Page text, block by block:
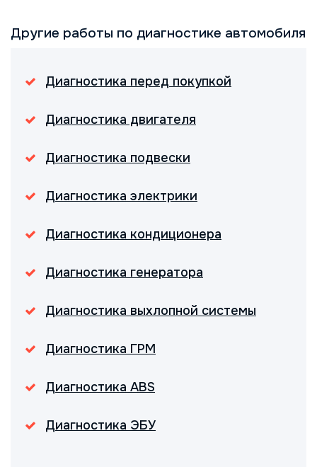
Другие работы по диагностике автомобиля
Диагностика перед покупкой
Диагностика двигателя
Диагностика подвески
Диагностика электрики
Диагностика кондиционера
Диагностика генератора
Диагностика выхлопной системы
Диагностика ГРМ
Диагностика ABS
Диагностика ЭБУ